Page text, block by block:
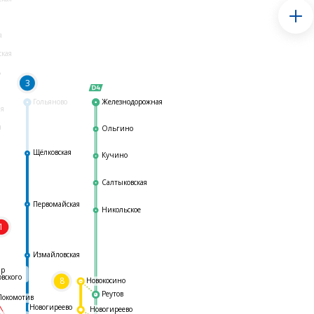
Гольяново
3
8
Железнодорожная
Ольгино
Кучино
Салтыковская
Никольское
Реутов
Измайловская
Первомайская
Щёлковская
Новогиреево
Новогиреево
Новокосино